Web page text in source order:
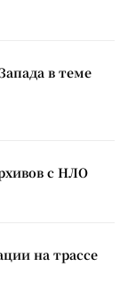
в теме
с НЛО
на трассе